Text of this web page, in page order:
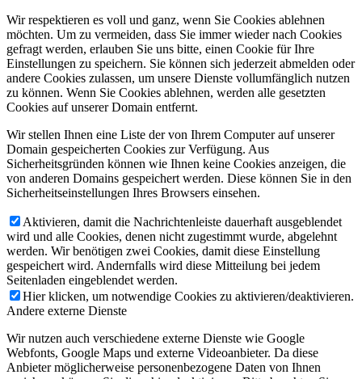
Wir respektieren es voll und ganz, wenn Sie Cookies ablehnen
möchten. Um zu vermeiden, dass Sie immer wieder nach Cookies
gefragt werden, erlauben Sie uns bitte, einen Cookie für Ihre
Einstellungen zu speichern. Sie können sich jederzeit abmelden oder
andere Cookies zulassen, um unsere Dienste vollumfänglich nutzen
zu können. Wenn Sie Cookies ablehnen, werden alle gesetzten
Cookies auf unserer Domain entfernt.
Wir stellen Ihnen eine Liste der von Ihrem Computer auf unserer
Domain gespeicherten Cookies zur Verfügung. Aus
Sicherheitsgründen können wie Ihnen keine Cookies anzeigen, die
von anderen Domains gespeichert werden. Diese können Sie in den
Sicherheitseinstellungen Ihres Browsers einsehen.
Aktivieren, damit die Nachrichtenleiste dauerhaft ausgeblendet
wird und alle Cookies, denen nicht zugestimmt wurde, abgelehnt
werden. Wir benötigen zwei Cookies, damit diese Einstellung
gespeichert wird. Andernfalls wird diese Mitteilung bei jedem
Seitenladen eingeblendet werden.
Hier klicken, um notwendige Cookies zu aktivieren/deaktivieren.
Andere externe Dienste
Wir nutzen auch verschiedene externe Dienste wie Google
Webfonts, Google Maps und externe Videoanbieter. Da diese
Anbieter möglicherweise personenbezogene Daten von Ihnen